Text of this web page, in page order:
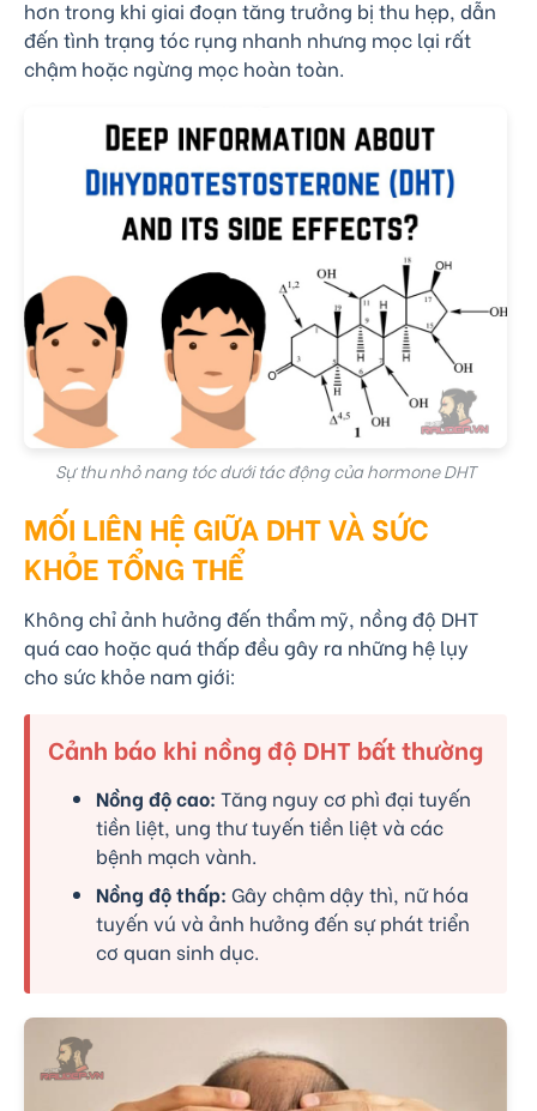
hơn trong khi giai đoạn tăng trưởng bị thu hẹp, dẫn
đến tình trạng tóc rụng nhanh nhưng mọc lại rất
chậm hoặc ngừng mọc hoàn toàn.
Sự thu nhỏ nang tóc dưới tác động của hormone DHT
MỐI LIÊN HỆ GIỮA DHT VÀ SỨC
KHỎE TỔNG THỂ
Không chỉ ảnh hưởng đến thẩm mỹ, nồng độ DHT
quá cao hoặc quá thấp đều gây ra những hệ lụy
cho sức khỏe nam giới:
Cảnh báo khi nồng độ DHT bất thường
Nồng độ cao: Tăng nguy cơ phì đại tuyến
tiền liệt, ung thư tuyến tiền liệt và các
bệnh mạch vành.
Nồng độ thấp: Gây chậm dậy thì, nữ hóa
tuyến vú và ảnh hưởng đến sự phát triển
cơ quan sinh dục.